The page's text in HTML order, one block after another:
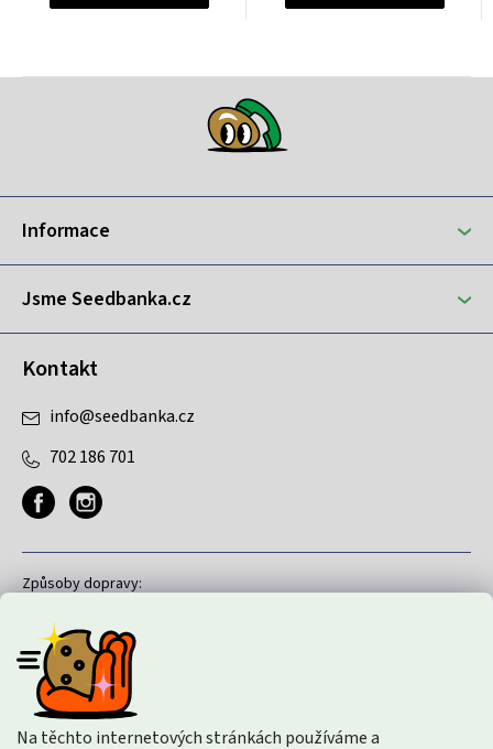
Na těchto internetových stránkách používáme a
a
í
Informace
Jsme Seedbanka.cz
Kontakt
info@seedbanka.cz
702 186 701
Způsoby dopravy:
Způsoby platby: